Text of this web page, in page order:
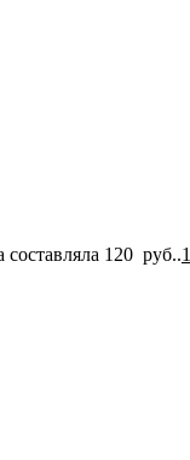
составляла 120 руб..